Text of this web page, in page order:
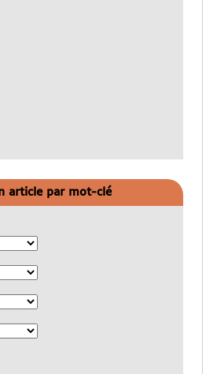
article par mot-clé